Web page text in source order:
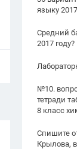
языку
Средний
2017 году?
№10.
тетради
8 класс
Спишите
Крылова,